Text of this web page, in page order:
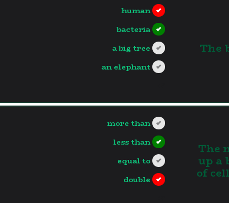
human
bacteria
a big tree
an elephant
up a
of
more than
less than
equal to
double